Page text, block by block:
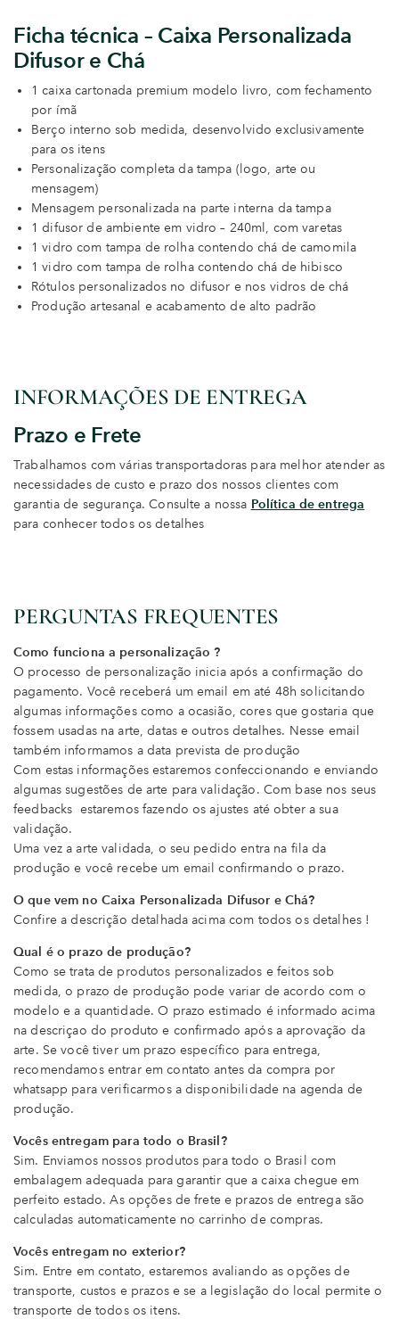
Ficha técnica – Caixa Personalizada
Difusor e Chá
1 caixa cartonada premium modelo livro, com fechamento
por ímã
Berço interno sob medida, desenvolvido exclusivamente
para os itens
Personalização completa da tampa (logo, arte ou
mensagem)
Mensagem personalizada na parte interna da tampa
1 difusor de ambiente em vidro – 240ml, com varetas
1 vidro com tampa de rolha contendo chá de camomila
1 vidro com tampa de rolha contendo chá de hibisco
Rótulos personalizados no difusor e nos vidros de chá
Produção artesanal e acabamento de alto padrão
INFORMAÇÕES DE ENTREGA
Prazo e Frete
Trabalhamos com várias transportadoras para melhor atender as
necessidades de custo e prazo dos nossos clientes com
garantia de segurança. Consulte a nossa Política de entrega
para conhecer todos os detalhes
PERGUNTAS FREQUENTES
Como funciona a personalização ?
O processo de personalização inicia após a confirmação do
pagamento. Você receberá um email em até 48h solicitando
algumas informações como a ocasião, cores que gostaria que
fossem usadas na arte, datas e outros detalhes. Nesse email
também informamos a data prevista de produção
Com estas informações estaremos confeccionando e enviando
algumas sugestões de arte para validação. Com base nos seus
feedbacks estaremos fazendo os ajustes até obter a sua
validação.
Uma vez a arte validada, o seu pedido entra na fila da
produção e você recebe um email confirmando o prazo.
O que vem no Caixa Personalizada Difusor e Chá?
Confire a descrição detalhada acima com todos os detalhes !
Qual é o prazo de produção?
Como se trata de produtos personalizados e feitos sob
medida, o prazo de produção pode variar de acordo com o
modelo e a quantidade. O prazo estimado é informado acima
na descriçao do produto e confirmado após a aprovação da
arte. Se você tiver um prazo específico para entrega,
recomendamos entrar em contato antes da compra por
whatsapp para verificarmos a disponibilidade na agenda de
produção.
Vocês entregam para todo o Brasil?
Sim. Enviamos nossos produtos para todo o Brasil com
embalagem adequada para garantir que a caixa chegue em
perfeito estado. As opções de frete e prazos de entrega são
calculadas automaticamente no carrinho de compras.
Vocês entregam no exterior?
Sim. Entre em contato, estaremos avaliando as opções de
transporte, custos e prazos e se a legislação do local permite o
transporte de todos os itens.